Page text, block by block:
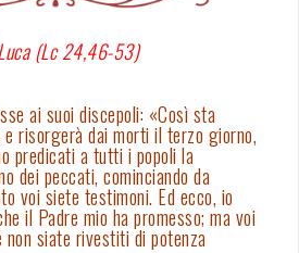
(Lc 24,46-53)
ai suoi discepoli: «Così sta
risorgerà dai morti il terzo giorno,
predicati a tutti i popoli la
dei peccati, cominciando da
voi siete testimoni. Ed ecco, io
il Padre mio ha promesso; ma voi
siate rivestiti di potenza